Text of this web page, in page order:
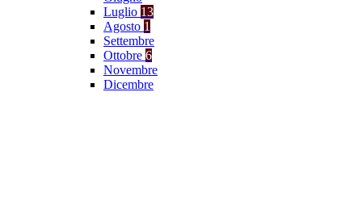
Luglio 13
Agosto 1
Settembre
Ottobre 6
Novembre
Dicembre